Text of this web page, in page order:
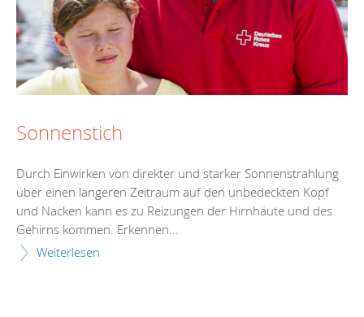
Sonnenstich
Durch Einwirken von direkter und starker Sonnenstrahlung
über einen längeren Zeitraum auf den unbedeckten Kopf
und Nacken kann es zu Reizungen der Hirnhäute und des
Gehirns kommen. Erkennen...
Weiterlesen